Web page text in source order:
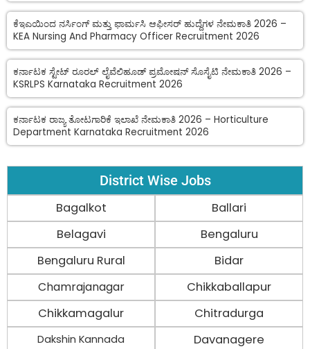
ಕೆಇಎಯಿಂದ ನರ್ಸಿಂಗ್ ಮತ್ತು ಫಾರ್ಮಸಿ ಆಫೀಸರ್ ಹುದ್ದೆಗಳ ನೇಮಕಾತಿ 2026 –
KEA Nursing And Pharmacy Officer Recruitment 2026
ಕರ್ನಾಟಕ ಸ್ಟೇಟ್ ರೂರಲ್ ಲೈವೆಲಿಹೂಡ್ ಪ್ರಮೋಷನ್ ಸೊಸೈಟಿ ನೇಮಕಾತಿ 2026 –
KSRLPS Karnataka Recruitment 2026
ಕರ್ನಾಟಕ ರಾಜ್ಯ ತೋಟಗಾರಿಕೆ ಇಲಾಖೆ ನೇಮಕಾತಿ 2026 – Horticulture
Department Karnataka Recruitment 2026
District Wise Jobs
Bagalkot
Ballari
Belagavi
Bengaluru
Bengaluru Rural
Bidar
Chamrajanagar
Chikkaballapur
Chikkamagalur
Chitradurga
Dakshin Kannada
Davanagere